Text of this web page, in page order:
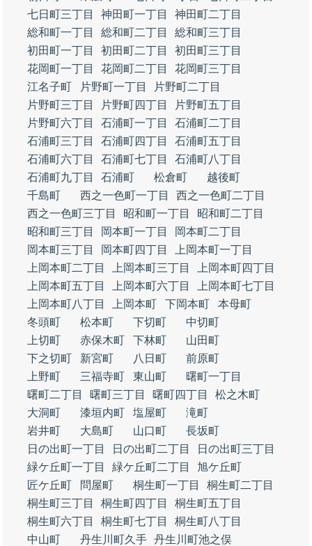
七日町三丁目
神田町一丁目
神田町二丁目
総和町一丁目
総和町二丁目
総和町三丁目
初田町一丁目
初田町二丁目
初田町三丁目
花岡町一丁目
花岡町二丁目
花岡町三丁目
江名子町
片野町一丁目
片野町二丁目
片野町三丁目
片野町四丁目
片野町五丁目
片野町六丁目
石浦町一丁目
石浦町二丁目
石浦町三丁目
石浦町四丁目
石浦町五丁目
石浦町六丁目
石浦町七丁目
石浦町八丁目
石浦町九丁目
石浦町 松倉町
越後町
千島町
西之一色町一丁目
西之一色町二丁目
西之一色町三丁目
昭和町一丁目
昭和町二丁目
昭和町三丁目
岡本町一丁目
岡本町二丁目
岡本町三丁目
岡本町四丁目
上岡本町一丁目
上岡本町二丁目
上岡本町三丁目
上岡本町四丁目
上岡本町五丁目
上岡本町六丁目
上岡本町七丁目
上岡本町八丁目
上岡本町 下岡本町
本母町
冬頭町
松本町 下切町
中切町
上切町
赤保木町 下林町
山田町
下之切町
新宮町 八日町
前原町
上野町
三福寺町 東山町
曙町一丁目
曙町二丁目
曙町三丁目 曙町四丁目
松之木町
大洞町
漆垣内町 塩屋町
滝町
岩井町
大島町 山口町
長坂町
日の出町一丁目
日の出町二丁目
日の出町三丁目
緑ケ丘町一丁目
緑ケ丘町二丁目
旭ケ丘町
匠ケ丘町
問屋町 桐生町一丁目
桐生町二丁目
桐生町三丁目
桐生町四丁目
桐生町五丁目
桐生町六丁目
桐生町七丁目
桐生町八丁目
中山町
丹生川町久手 丹生川町池之俣